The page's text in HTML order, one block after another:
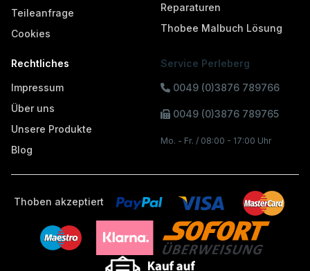
Teileanfrage
Cookies
Reparaturen
Thobee Malbuch Lösung
Rechtliches
Impressum
Über uns
Unsere Produkte
Blog
Service Perleberg
0049 (0)3876 789766
0049 (0)3876 789765
Mo. - Fr. / 08:00 - 17:00 Uhr
Thoben akzeptiert